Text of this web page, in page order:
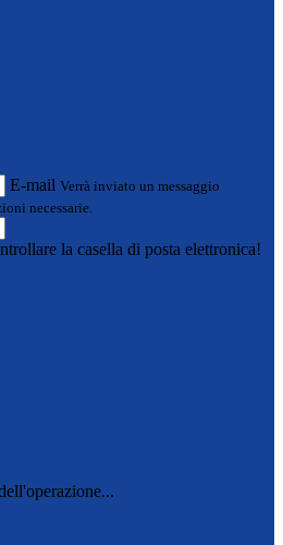
E-mail Verrà inviato un messaggio
necessarie.
la casella di posta elettronica!